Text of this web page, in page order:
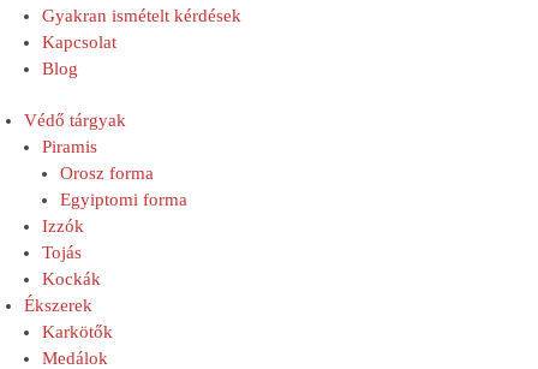
Gyakran ismételt kérdések
Kapcsolat
Blog
Védő tárgyak
Piramis
Orosz forma
Egyiptomi forma
Izzók
Tojás
Kockák
Ékszerek
Karkötők
Medálok